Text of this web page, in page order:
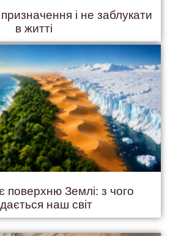
і не заблукати
в житті
поверхню Землі: з чого
наш світ